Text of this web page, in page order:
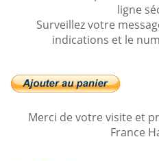
ligne
Surveillez votre
indications et le
Merci de votre visite et
France